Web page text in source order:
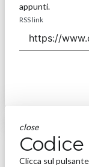
appunti.
RSS link
close
Codice
Clicca sul